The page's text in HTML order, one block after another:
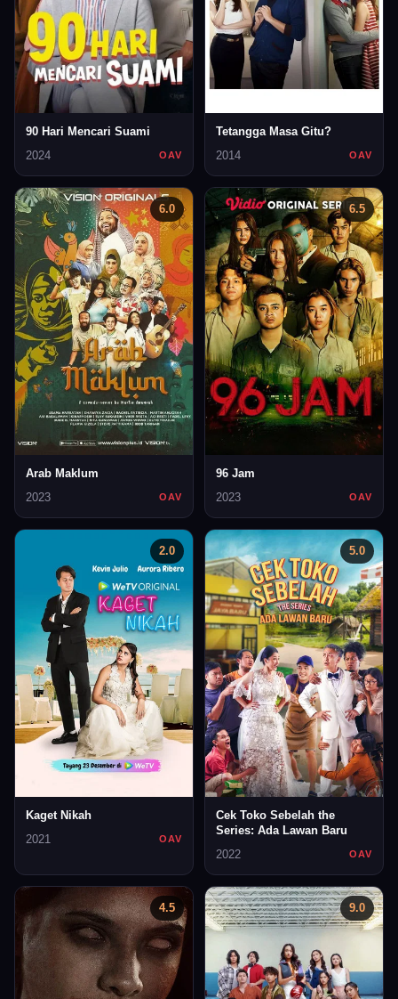
90 Hari Mencari Suami
2024
OAV
Tetangga Masa Gitu?
2014
OAV
6.0
Arab Maklum
2023
OAV
6.5
96 Jam
2023
OAV
2.0
Kaget Nikah
2021
OAV
5.0
Cek Toko Sebelah the
Series: Ada Lawan Baru
2022
OAV
4.5 9.0